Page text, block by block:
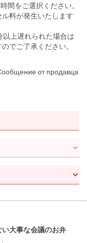
間をご選択ください。
料が発生いたします
上遅れられた場合は
でご了承ください。
от продавца
大事な会議のお弁